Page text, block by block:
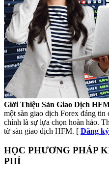
Giới Thiệu Sàn Giao Dịch
một sàn giao dịch Forex đáng
chính là sự lựa chọn hoàn hảo.
từ sàn giao dịch HFM. [ Đăng
HỌC PHƯƠNG PHÁP
PHÍ